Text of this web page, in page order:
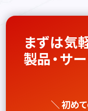
まずは気
製品・サ
＼ 初め